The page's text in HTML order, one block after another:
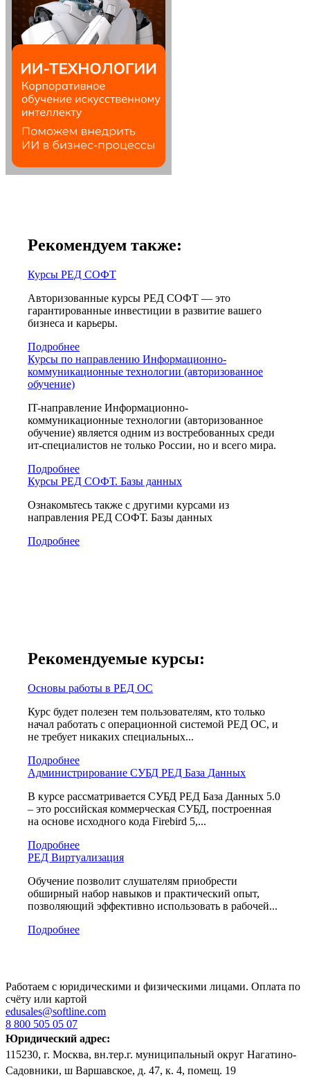
Рекомендуем также:
Курсы РЕД СОФТ
Авторизованные курсы РЕД СОФТ — это
гарантированные инвестиции в развитие вашего
бизнеса и карьеры.
Подробнее
Курсы по направлению Информационно-
коммуникационные технологии (авторизованное
обучение)
IT-направление Информационно-
коммуникационные технологии (авторизованное
обучение) является одним из востребованных среди
ит-специалистов не только России, но и всего мира.
Подробнее
Курсы РЕД СОФТ. Базы данных
Ознакомьтесь также с другими курсами из
направления РЕД СОФТ. Базы данных
Подробнее
Рекомендуемые курсы:
Основы работы в РЕД ОС
Курс будет полезен тем пользователям, кто только
начал работать с операционной системой РЕД ОС, и
не требует никаких специальных...
Подробнее
Администрирование СУБД РЕД База Данных
В курсе рассматривается СУБД РЕД База Данных 5.0
– это российская коммерческая СУБД, построенная
на основе исходного кода Firebird 5,...
Подробнее
РЕД Виртуализация
Обучение позволит слушателям приобрести
обширный набор навыков и практический опыт,
позволяющий эффективно использовать в рабочей...
Подробнее
Работаем с юридическими и физическими лицами. Оплата по
счёту или картой
edusales@softline.com
8 800 505 05 07
Юридический адрес:
115230, г. Москва, вн.тер.г. муниципальный округ Нагатино-
Садовники, ш Варшавское, д. 47, к. 4, помещ. 19